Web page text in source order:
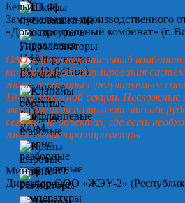
Белых Т.Ф.
Замначальника производственного
«Домостроительный комбинат» (г.
ОАО «Домостроительный комбинат»
качественного регулирования
гидроэлеваторы с регулируемым
10-ти этажной секции. Несложные
эксплуатация позволяют это
сегодня на объектах, где есть
гидроэлеватора параметры.
Минин А.Ю.
Директор ООО «ЖЭУ-2»